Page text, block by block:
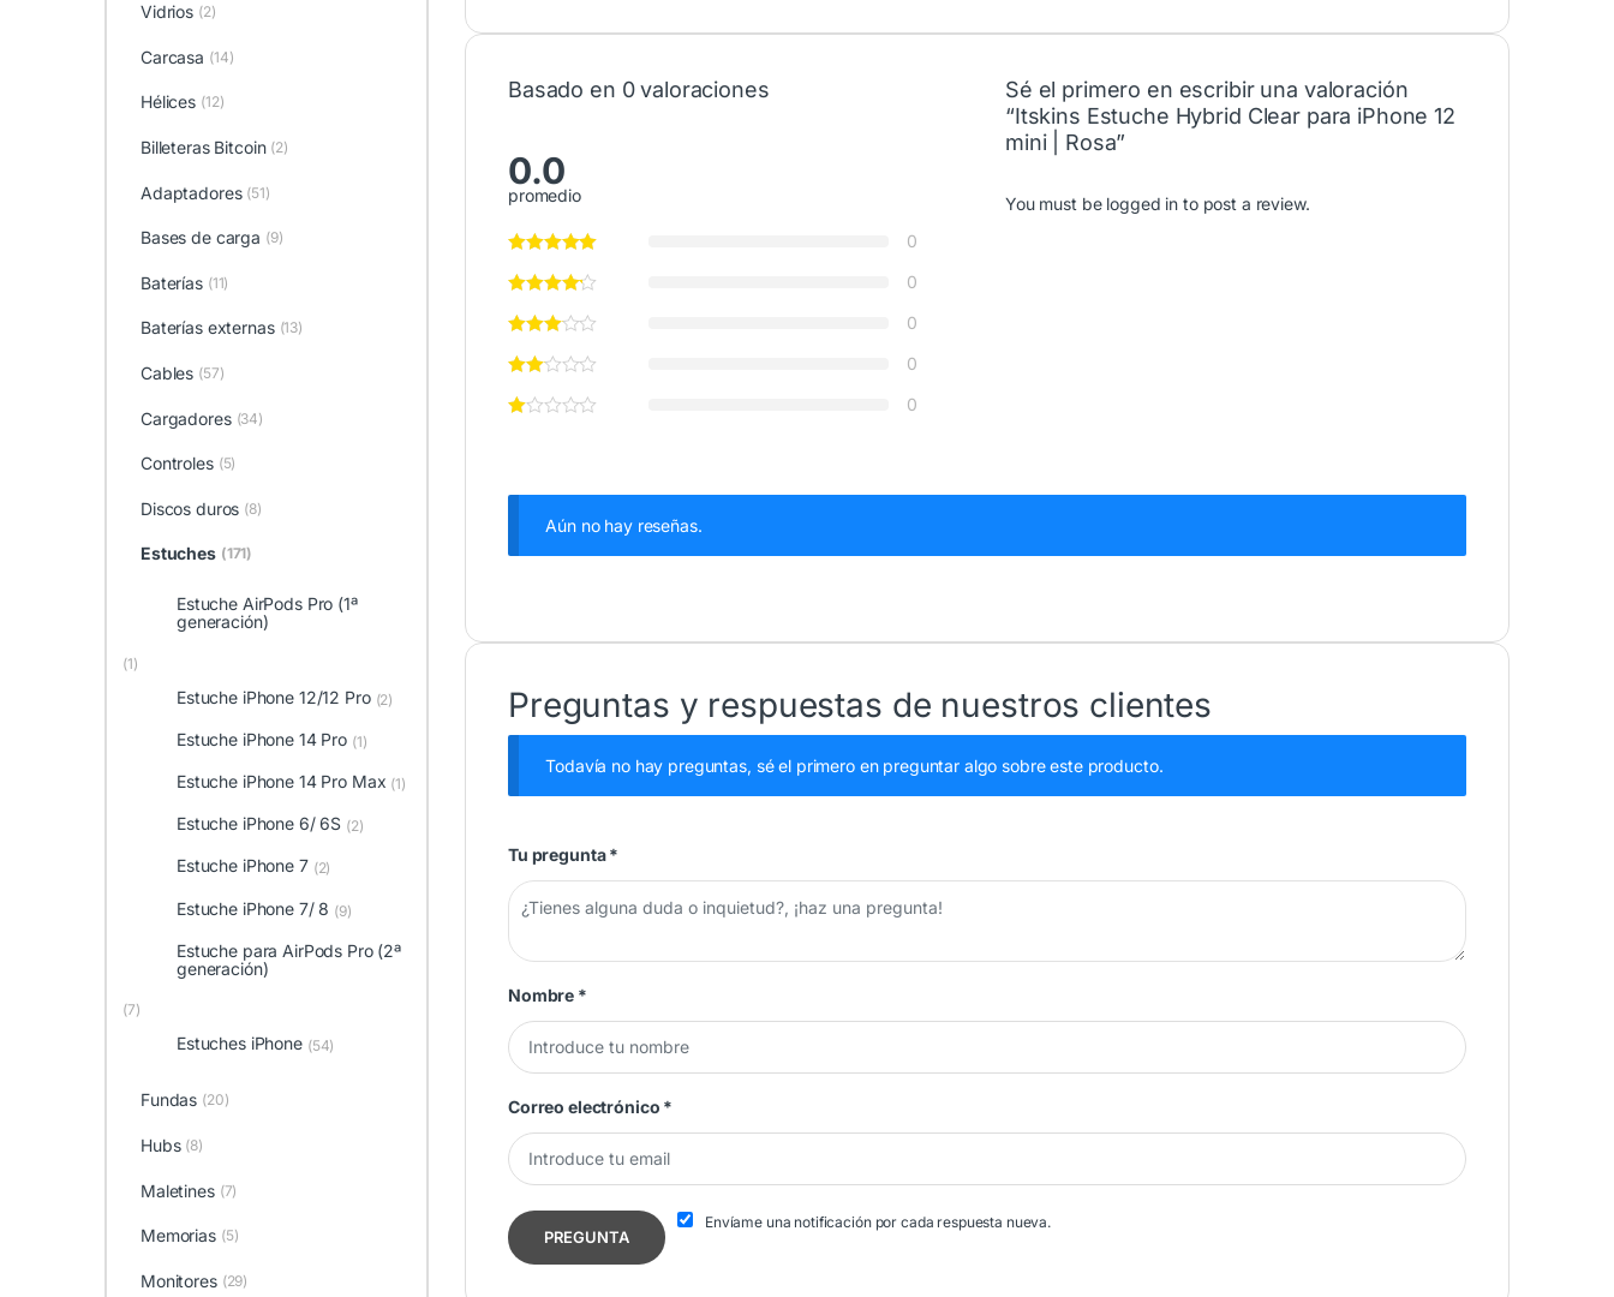
Basado en 0 valoraciones
0.0
promedio
0
0
0
0
0
Sé el primero en escribir una valoración
“Itskins Estuche Hybrid Clear para iPhone 12
mini | Rosa”
You must be logged in to post a review.
Aún no hay reseñas.
Preguntas y respuestas de nuestros clientes
Todavía no hay preguntas, sé el primero en preguntar algo sobre este producto.
Tu pregunta*
Nombre *
Correo electrónico *
Envíame una notificación por cada respuesta nueva.
Vidrios (2)
Carcasa (14)
Hélices (12)
Billeteras Bitcoin (2)
Adaptadores (51)
Bases de carga (9)
Baterías (11)
Baterías externas (13)
Cables (57)
Cargadores (34)
Controles (5)
Discos duros (8)
Estuches (171)
Estuche AirPods Pro (1ª
generación)
(1)
Estuche iPhone 12/12 Pro (2)
Estuche iPhone 14 Pro (1)
Estuche iPhone 14 Pro Max (1)
Estuche iPhone 6/ 6S (2)
Estuche iPhone 7 (2)
Estuche iPhone 7/ 8 (9)
Estuche para AirPods Pro (2ª
generación)
(7)
Estuches iPhone (54)
Fundas (20)
Hubs (8)
Maletines (7)
Memorias (5)
Monitores (29)